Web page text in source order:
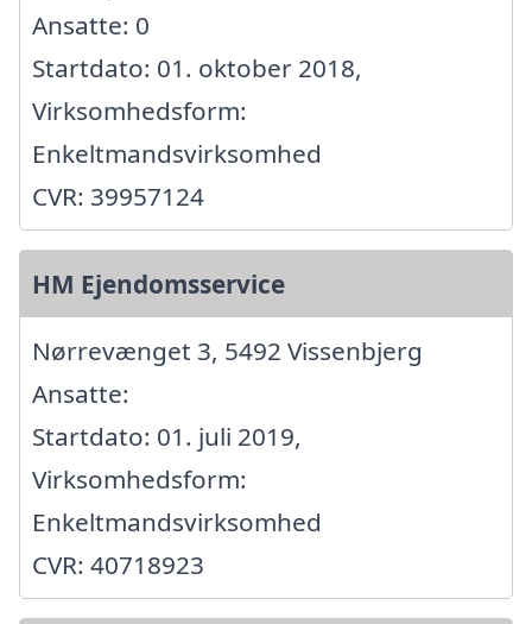
Ansatte: 0
Startdato: 01. oktober 2018,
Virksomhedsform:
Enkeltmandsvirksomhed
CVR: 39957124
HM Ejendomsservice
Nørrevænget 3, 5492 Vissenbjerg
Ansatte:
Startdato: 01. juli 2019,
Virksomhedsform:
Enkeltmandsvirksomhed
CVR: 40718923